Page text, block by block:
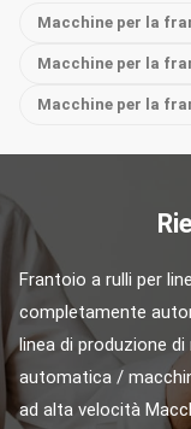
Macchine per la
Macchine per la
Macchine per la
Frantoio a rulli per
completamente
linea di produzione
automatica /
ad alta velocità